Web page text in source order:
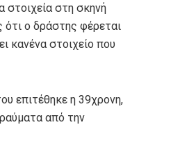
στοιχεία στη σκηνή
ότι ο δράστης φέρεται
κανένα στοιχείο που
επιτέθηκε η 39χρονη,
από την